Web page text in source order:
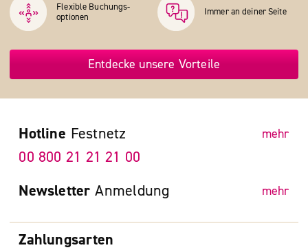
Flexible Buchungs­
optionen
Immer an deiner Seite
Entdecke unsere Vorteile
Zahlungsarten
Hotline Festnetz mehr
00 800 21 21 21 00
Newsletter Anmeldung mehr